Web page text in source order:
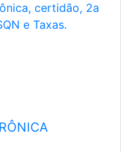
certidão, 2a
e Taxas.